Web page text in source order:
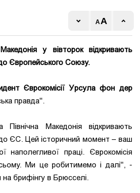
у вівторок відкривають
Європейського Союзу.
Єврокомісії Урсула фон дер
правда".
Македонія відкривають
ЄС. Цей історичний момент – ваш
наполегливої ​​праці. Єврокомісія
Ми це робитимемо і далі", -
брифінгу в Брюсселі.